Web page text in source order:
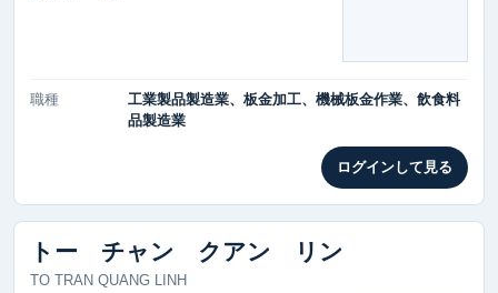
職種
工業製品製造業、板金加工、機械板金作業、飲食料
品製造業
ログインして見る
トー チャン クアン リン
TO TRAN QUANG LINH